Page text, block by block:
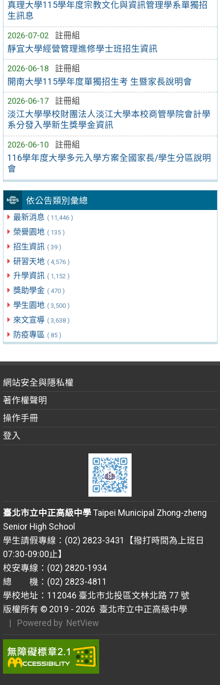
真理大學115學年度宗教文化與資訊管理學系單獨招
生訊息
2026-07-02
註冊組
靜宜大學經營管理進修學士班招生資訊
2026-06-18
註冊組
開南大學115學年度單獨招生考 生暨家長說明會
2026-06-17
註冊組
淡江大學學校財團法人淡江大學本校商管學院會計學
系分發入學新生獎學金資訊
2026-06-10
註冊組
116學年度大學多元入學方案全國家長/學生分區說明
會
依公告類別彙總
最新消息 ( 11,446 )
榮譽園地 ( 135 )
招生資訊 ( 39 )
研習天地 ( 4,576 )
升學資訊 ( 1,152 )
獎助學金 ( 470 )
學生園地 ( 3,500 )
來文宣導 ( 3,638 )
防疫專區 ( 85 )
網站安全與隱私權
著作權聲明
操作手冊
登入
臺北市立中正高級中學Taipei Municipal Zhong-zheng
Senior High School
學生請假專線：(02) 2823-3431【撥打時間為上班日
07:30-09:00止】
校安專線：(02) 2820-1934
總 機：(02) 2823-4811
學校地址：112046 臺北市北投區文林北路 77 號
版權所有 © 2019 - 2026 臺北市立中正高級中學
| Powered by NetView